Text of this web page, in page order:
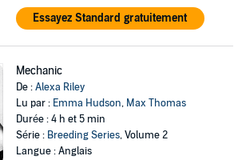
Essayez Standard gratuitement
Mechanic
De :Alexa Riley
Lu par : Emma Hudson, Max Thomas
Durée : 4 h et 5 min
Série : Breeding Series, Volume 2
Langue : Anglais